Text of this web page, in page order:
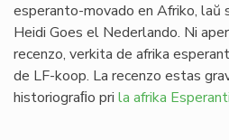
esperanto-movado en Afriko,
Heidi Goes el Nederlando. Ni
recenzo, verkita de afrika
de LF-koop. La recenzo estas
historiograﬁo pri la afrika